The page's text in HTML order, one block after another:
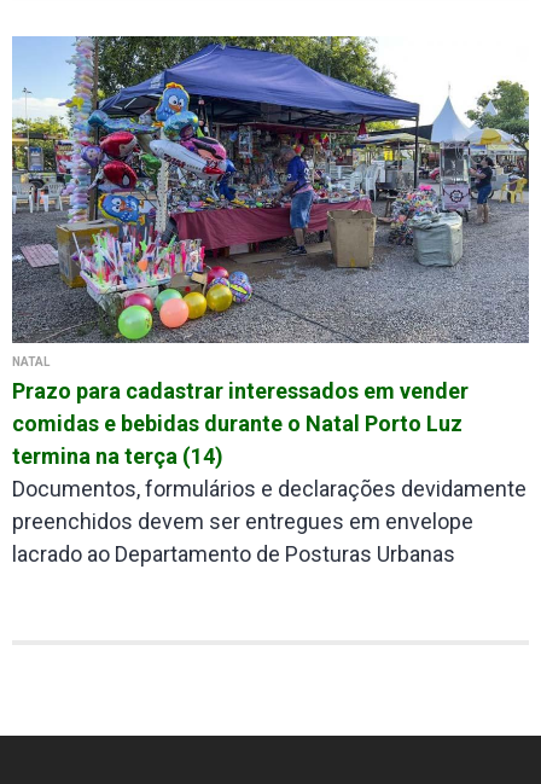
NATAL
Prazo para cadastrar interessados em vender
comidas e bebidas durante o Natal Porto Luz
termina na terça (14)
Documentos, formulários e declarações devidamente
preenchidos devem ser entregues em envelope
lacrado ao Departamento de Posturas Urbanas